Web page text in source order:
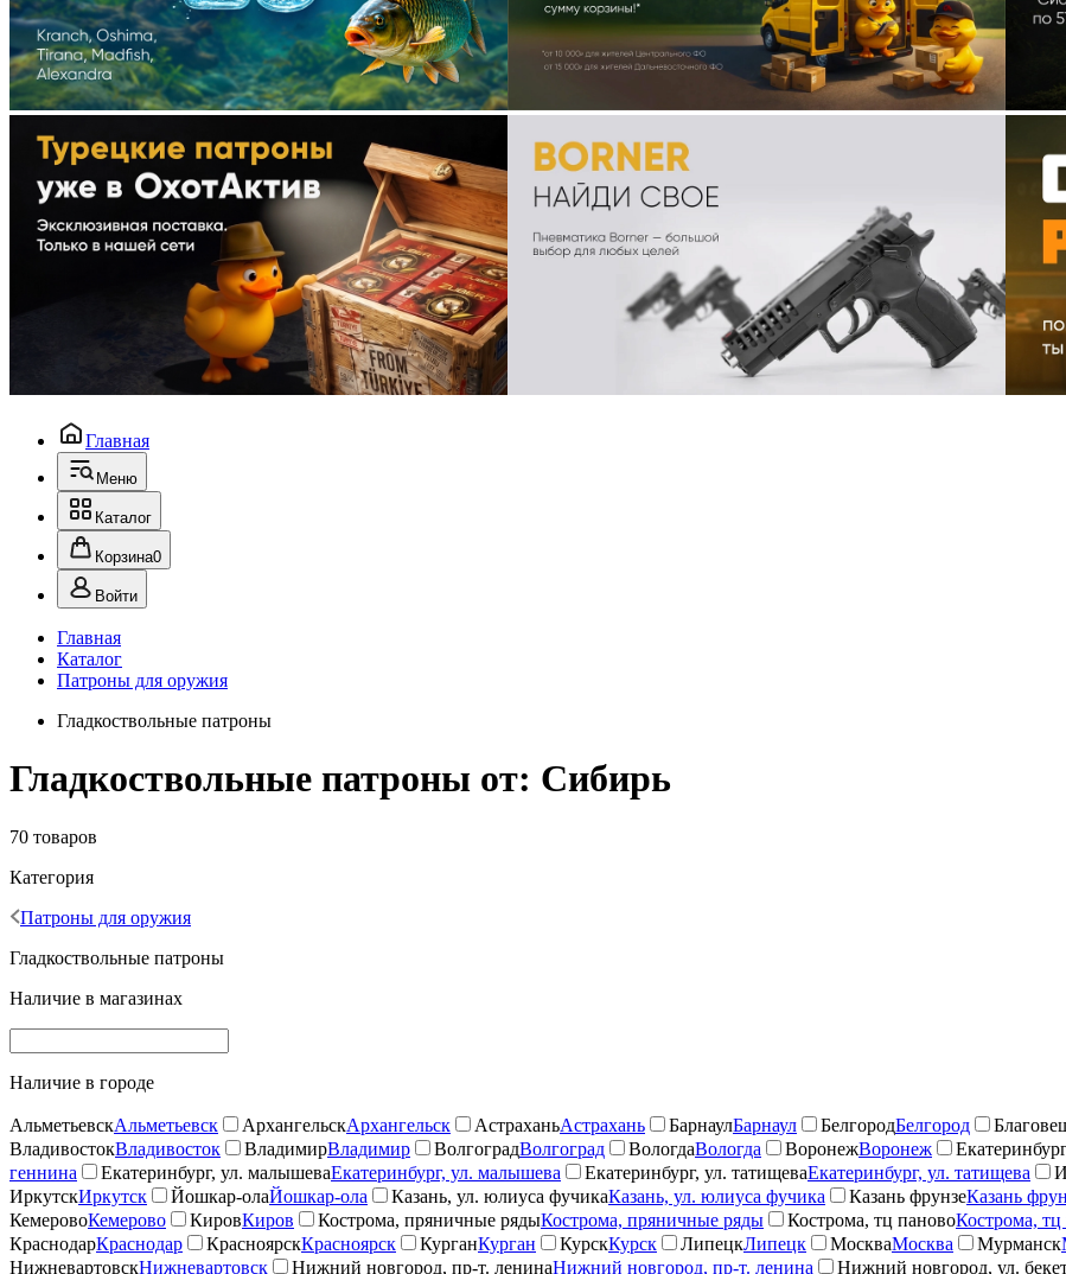
Главная
Меню
Каталог
Корзина0
Войти
Главная
Каталог
Патроны для оружия
Гладкоствольные патроны
Гладкоствольные патроны от: Сибирь
70 товаров
Категория
Патроны для оружия
Гладкоствольные патроны
Наличие в магазинах
Наличие в городе
АльметьевскАльметьевск АрхангельскАрхангельск АстраханьАстрахань БарнаулБарнаул БелгородБелгород
ВладивостокВладивосток ВладимирВладимир ВолгоградВолгоград ВологдаВологда ВоронежВоронеж
геннина
Екатеринбург, ул. малышеваЕкатеринбург, ул. малышева Екатеринбург, ул. татищеваЕкатеринбург, ул. татищева
ИркутскИркутск Йошкар-олаЙошкар-ола Казань, ул. юлиуса фучикаКазань, ул. юлиуса фучика Казань фрунзеКазань
КемеровоКемерово КировКиров Кострома, пряничные рядыКострома, пряничные ряды Кострома, тц пановоКострома, тц
КраснодарКраснодар КрасноярскКрасноярск КурганКурган КурскКурск ЛипецкЛипецк МоскваМосква Мурманск
НижневартовскНижневартовск Нижний новгород, пр-т. ленинаНижний новгород, пр-т. ленина Нижний новгород, ул.